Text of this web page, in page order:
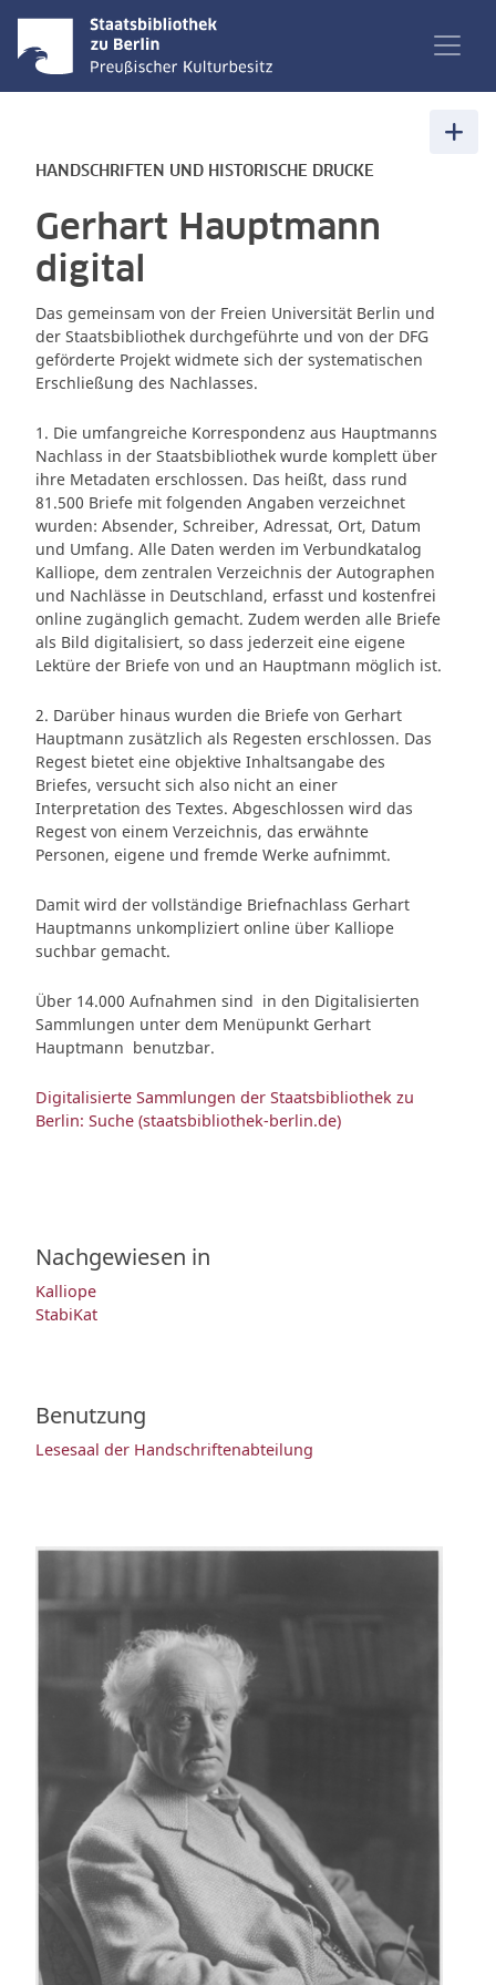
HANDSCHRIFTEN UND HISTORISCHE DRUCKE
Gerhart Hauptmann
digital
Das gemeinsam von der Freien Universität Berlin und
der Staatsbibliothek durchgeführte und von der DFG
geförderte Projekt widmete sich der systematischen
Erschließung des Nachlasses.
1. Die umfangreiche Korrespondenz aus Hauptmanns
Nachlass in der Staatsbibliothek wurde komplett über
ihre Metadaten erschlossen. Das heißt, dass rund
81.500 Briefe mit folgenden Angaben verzeichnet
wurden: Absender, Schreiber, Adressat, Ort, Datum
und Umfang. Alle Daten werden im Verbundkatalog
Kalliope, dem zentralen Verzeichnis der Autographen
und Nachlässe in Deutschland, erfasst und kostenfrei
online zugänglich gemacht. Zudem werden alle Briefe
als Bild digitalisiert, so dass jederzeit eine eigene
Lektüre der Briefe von und an Hauptmann möglich ist.
2. Darüber hinaus wurden die Briefe von Gerhart
Hauptmann zusätzlich als Regesten erschlossen. Das
Regest bietet eine objektive Inhaltsangabe des
Briefes, versucht sich also nicht an einer
Interpretation des Textes. Abgeschlossen wird das
Regest von einem Verzeichnis, das erwähnte
Personen, eigene und fremde Werke aufnimmt.
Damit wird der vollständige Briefnachlass Gerhart
Hauptmanns unkompliziert online über Kalliope
suchbar gemacht.
Über 14.000 Aufnahmen sind in den Digitalisierten
Sammlungen unter dem Menüpunkt Gerhart
Hauptmann benutzbar.
Digitalisierte Sammlungen der Staatsbibliothek zu
Berlin: Suche (staatsbibliothek-berlin.de)
Nachgewiesen in
Kalliope
StabiKat
Benutzung
Lesesaal der Handschriftenabteilung